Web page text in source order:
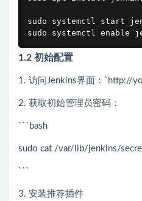
sudo systemctl start
sudo systemctl enable
1.2 初始配置
1. 访问Jenkins界面：`http://
2. 获取初始管理员密码：
```bash
sudo cat /var/lib/jenkins/
```
3. 安装推荐插件